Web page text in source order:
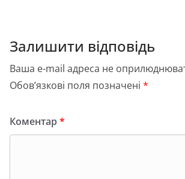
Залишити відповідь
Ваша e-mail адреса не
Обов’язкові поля позначені *
Коментар*